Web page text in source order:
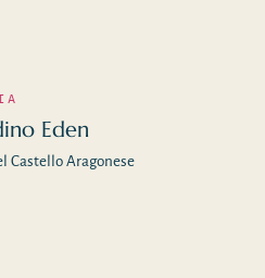
Eden
Castello Aragonese